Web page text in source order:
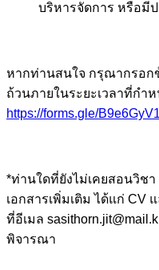
บริหารจัดการ หรือมี
หากท่านสนใจ กรุณากรอ
ถ้วนภายในระยะเวลาที่กำ
https://forms.gle/
*ท่านใดที่ยังไม่เคยสอนวิช
เอกสารเพิ่มเติม ได้แก่
ที่อีเมล
พิจารณา